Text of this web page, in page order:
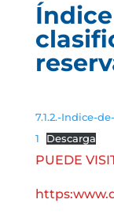
7.1.2.-Indice-
1
Descarga
PUEDE